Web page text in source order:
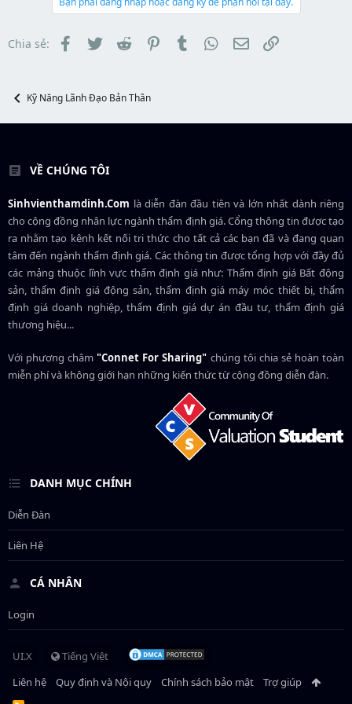
e
d
t
a
r
ắ
đ
ầ
Chia sẻ: Facebook
TwitterReddit PinterestTumblr WhatsApp
EmailLink
Kỹ Năng Lãnh Đạo Bản Thân
VỀ CHÚNG TÔI
Sinhvienthamdinh.Com là diễn đàn đầu tiên và lớn nhất dành riêng
cho cộng đồng nhân lực ngànhthẩm định giá. Cổng thông tin được tạo
ra nhằm tạo kênh kết nối tri thức cho tất cả các bạn đã và đang quan
tâm đến ngành thẩm định giá. Các thông tin được tổng hợp với đầy đủ
các mảng thuộc lĩnh vực thẩm định giá như: Thẩm định giá Bất động
sản, thẩm định giá động sản, thẩm định giá máy móc thiết bị, thẩm
định giá doanh nghiệp, thẩm định giá dự án đầu tư, thẩm định giá
thương hiệu...
Với phương châm"Connet For Sharing" chúng tôi chia sẻ hoàn toàn
miễn phí và không giới hạn những kiến thức từ cộng đồng diễn đàn.
DANH MỤC CHÍNH
Diễn Đàn
Liên Hệ
CÁ NHÂN
Login
UI.X
Tiếng Việt
Liên hệ
Quy định và Nội quy Chính sách bảo mật Trợ giúp